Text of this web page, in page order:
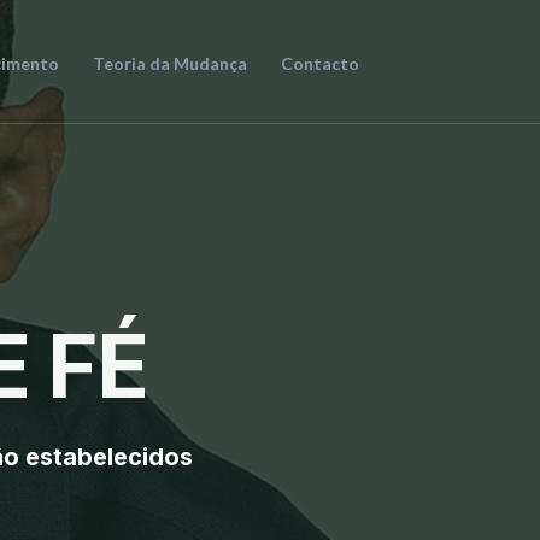
Teoria da Mudança Contacto
FÉ
estabelecidos